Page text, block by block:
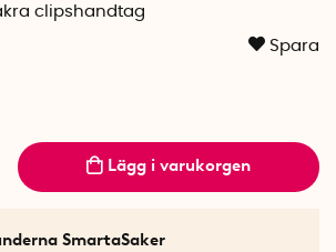
clipshandtag
Spara
Lägg i varukorgen
SmartaSaker